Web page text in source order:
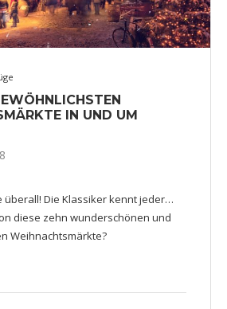
IN UND UM
überall! Die Klassiker kennt jeder…
diese zehn wunderschönen und
Weihnachtsmärkte?